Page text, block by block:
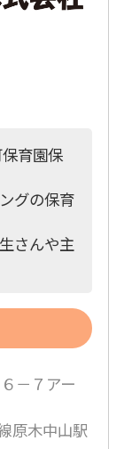
育園保
グの保育
さんや主
－７アー
原木中山駅